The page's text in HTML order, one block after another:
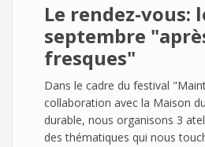
Le rendez-vous:
septembre
fresques"
Dans le cadre du festival
collaboration avec la Maison
durable, nous organisons 3
des thématiques qui nous